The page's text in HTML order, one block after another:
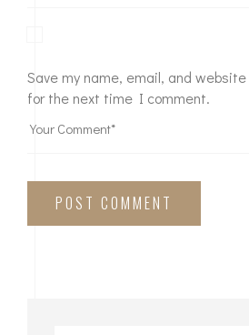
Save my name, email, and website
for the next time I comment.